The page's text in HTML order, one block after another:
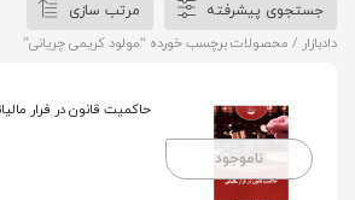
جستجوی پیشرفته
مرتب سازی
دادبازار / محصولات برچسب خورده “مولود کریمی چریانی”
ناموجود
حاکمیت قانون در فرار